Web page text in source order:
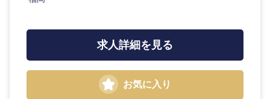
求人詳細を見る
お気に入り